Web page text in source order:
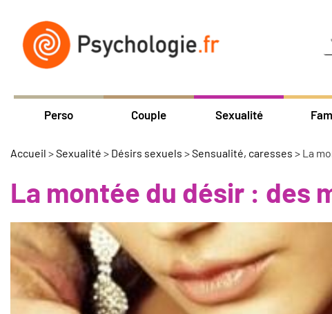
Perso Couple Sexualité
Accueil >Sexualité > Désirs sexuels >Sensualité, caresses > La
La montée du désir : des